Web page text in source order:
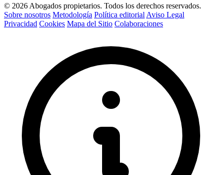
© 2026 Abogados propietarios. Todos los derechos reservados.
Sobre nosotros Metodología Política editorial Aviso Legal
Privacidad Cookies Mapa del Sitio Colaboraciones